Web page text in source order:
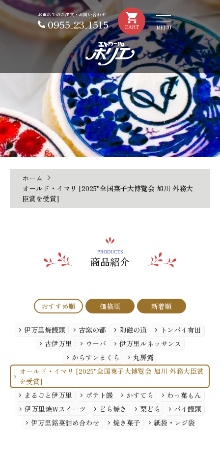
お電話でのご注文・お問い合わせ
0955₋23₋1515 CART
ホーム
オールド・イマリ [2025"全国菓子大博覧会 旭川 外務大
臣賞を受賞]
PRODUCTS
商品紹介
おすすめ順 価格順 新着順
伊万里焼饅頭 古窯の都 陶磁の道
トンバイ有田
古伊万里
ウーバ
伊万里ルネッサンス
からすンまくら
丸房露
オールド・イマリ [2025"全国菓子大博覧会 旭川 外務大臣賞
を受賞]
まるごと伊万里
ポテト饅 かすてら
わっ菓もん
伊万里焼Wスイーツ
どら焼き 栗どら
パイ饅頭
伊万里銘菓詰め合わせ
焼き菓子 紙袋・レジ袋